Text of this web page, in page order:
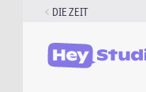
DIE ZEIT